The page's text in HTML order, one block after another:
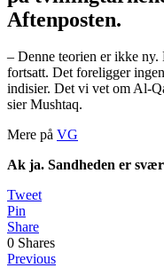
Aftenposten.
– Denne teorien er ikke
fortsatt. Det foreligger
indisier. Det vi vet om Al-
sier Mushtaq.
Mere på VG
Ak ja. Sandheden er
Tweet
Pin
Share
0 Shares
Previous